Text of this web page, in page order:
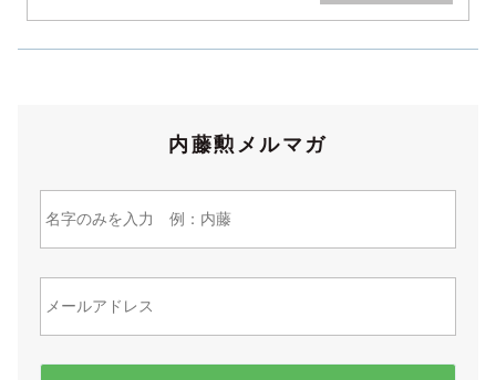
内藤勲メルマガ